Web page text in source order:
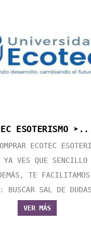
ESOTERISMO
ECOTEC
YA VES QUE SENCILLO
TE
BUSCAR SAL DE
VER MÁS